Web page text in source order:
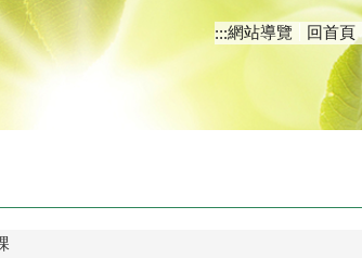
:::網站導覽 回首頁